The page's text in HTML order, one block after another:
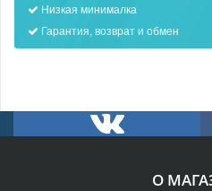
Низкая минималка
Гарантия, возврат и обмен
О